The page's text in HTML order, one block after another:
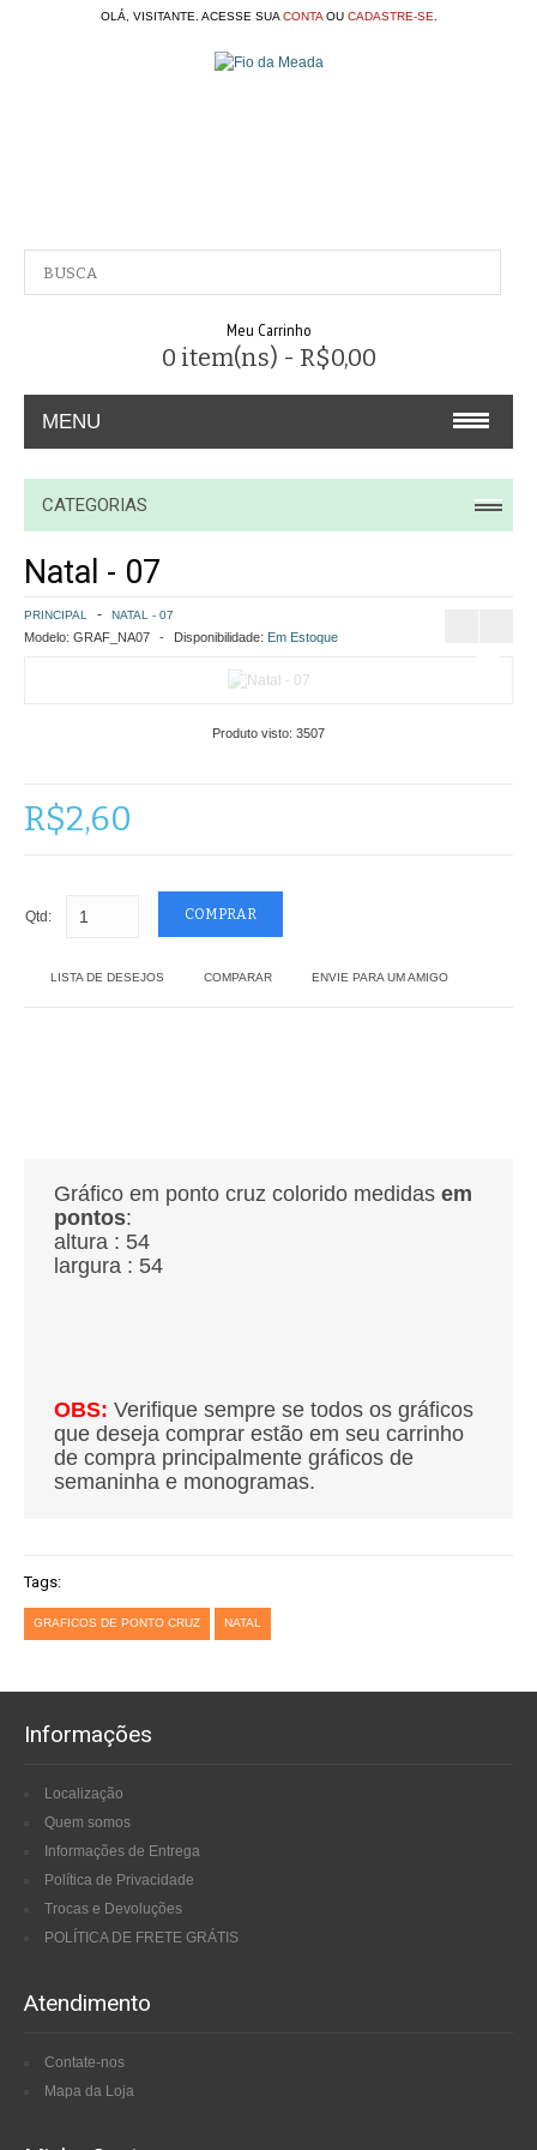
OLÁ, VISITANTE. ACESSE SUA CONTAOU CADASTRE-SE
Meu Carrinho
0 item(ns) - R$0,00
MENU
A EMPRESA
CONTATO
COMO COMPRAR
POLÍTICA DE FRETE GRÁTIS
CONTATO
CATEGORIAS
Natal - 07
PRINCIPAL NATAL - 07
Modelo: GRAF_NA07 Disponibilidade: Em Estoque
Produto visto: 3507
R$2,60
Qtd:
LISTA DE DESEJOS COMPARAR ENVIE PARA UM AMIGO
Gráfico em ponto cruz colorido medidas em
pontos:
altura : 54
largura : 54
OBS: Verifique sempre se todos os gráficos
que deseja comprar estão em seu carrinho
de compra principalmente gráficos de
semaninha e monogramas.
Tags:
GRAFICOS DE PONTO CRUZ NATAL
Informações
Localização
Quem somos
Informações de Entrega
Política de Privacidade
Trocas e Devoluções
POLÍTICA DE FRETE GRÁTIS
Atendimento
Contate-nos
Mapa da Loja